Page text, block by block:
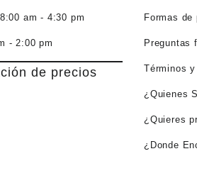
8:00 am - 4:30 pm
- 2:00 pm
de precios
Formas de
Preguntas
Términos
¿Quienes
¿Quieres
¿Donde